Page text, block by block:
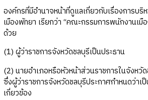
องค์กรที่มีอำนาจหน้าที่ดูแลเกี่ยวกับเรื่องการบริ
เมืองพัทยา เรียกว่า “คณะกรรมการพนักงานเมื
ด้วย
(1) ผู้ว่าราชการจังหวัดชลบุรีเป็นประธาน
(2) นายอำเภอหรือหัวหน้าส่วนราชการในจังหวั
ซึ่งผู้ว่าราชการจังหวัดชลบุรีประกาศกำหนดว่าเ
เกี่ยวข้อง